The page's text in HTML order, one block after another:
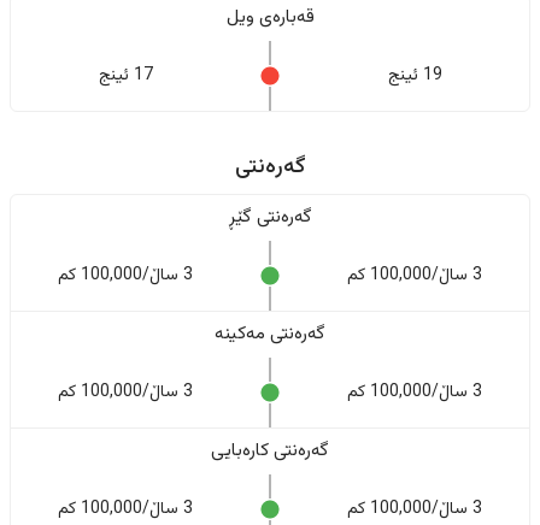
قەبارەی ویل
19 ئینج 17 ئینج
گەرەنتی
گەرەنتی گێڕ
3 ساڵ/100,000 کم 3 ساڵ/100,000 کم
گەرەنتی مەکینە
3 ساڵ/100,000 کم 3 ساڵ/100,000 کم
گەرەنتی کارەبایی
3 ساڵ/100,000 کم 3 ساڵ/100,000 کم